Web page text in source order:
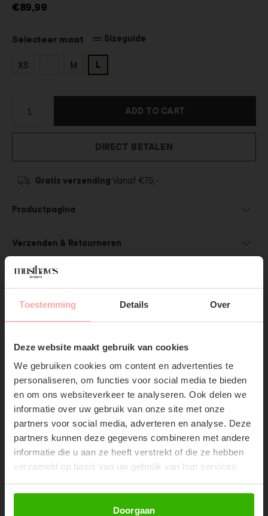
Toestemming Details Over
Deze website maakt gebruik van cookies
We gebruiken cookies om content en advertenties te
personaliseren, om functies voor social media te bieden
en om ons websiteverkeer te analyseren. Ook delen we
informatie over uw gebruik van onze site met onze
partners voor social media, adverteren en analyse. Deze
partners kunnen deze gegevens combineren met andere
informatie die u aan ze heeft verstrekt of die ze hebben
verzameld op basis van uw gebruik van hun services.
Doorgaan
SUBSCRIBE NOW & GET
10% OFF YOUR FIRST
ORDER!
Don't miss out on our trendy new drops or exclusive
€89,99
Selecteer maat Sizeguide
XS M L
ADD TO CART
DIRECT BETALEN
Gratis verzending Vanaf €75,-
Productpagina
Verzenden & Retourneren
SHOP THE LOOK